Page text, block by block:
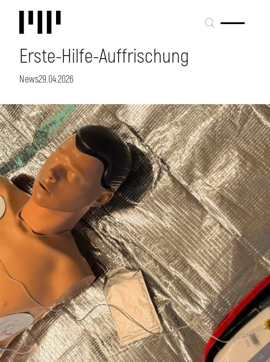
Erste-Hilfe-Auffrischung
News29.04.2026